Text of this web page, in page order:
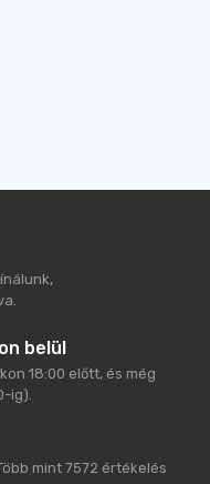
belül
18:00 előtt, és még
ig).
mint 7572 értékelés